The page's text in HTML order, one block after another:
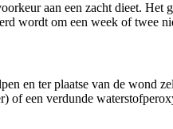
aan een zacht dieet. Het
wordt om een week of twee
en ter plaatse van de wond
of een verdunde